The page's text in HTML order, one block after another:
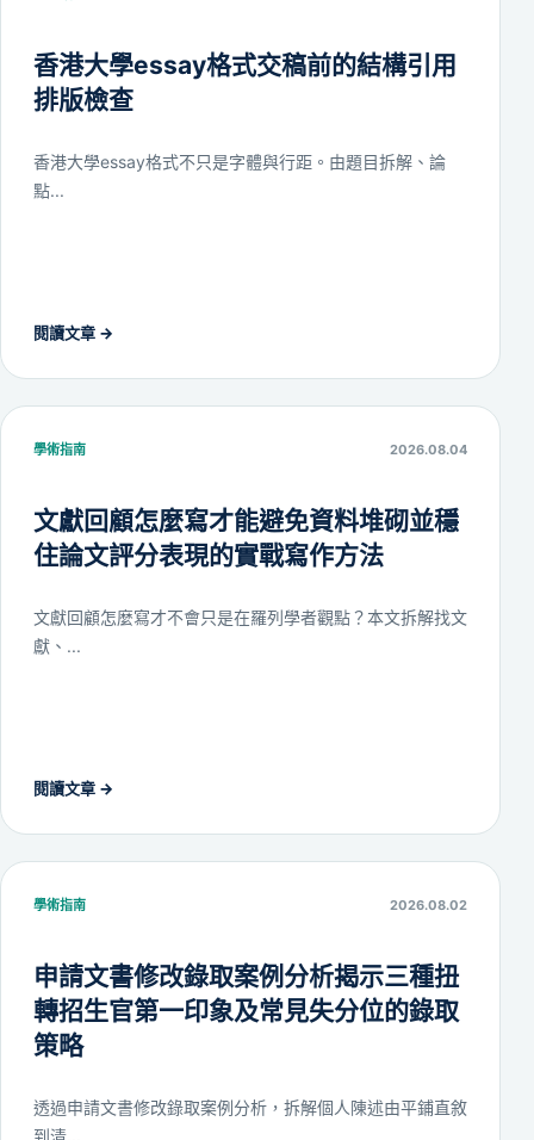
香港大學essay格式交稿前的結構引用
排版檢查
香港大學essay格式不只是字體與行距。由題目拆解、論
點...
閱讀文章 →
學術指南 2026.08.04
文獻回顧怎麼寫才能避免資料堆砌並穩
住論文評分表現的實戰寫作方法
文獻回顧怎麼寫才不會只是在羅列學者觀點？本文拆解找文
獻、...
閱讀文章 →
學術指南 2026.08.02
申請文書修改錄取案例分析揭示三種扭
轉招生官第一印象及常見失分位的錄取
策略
透過申請文書修改錄取案例分析，拆解個人陳述由平鋪直敘
到清...